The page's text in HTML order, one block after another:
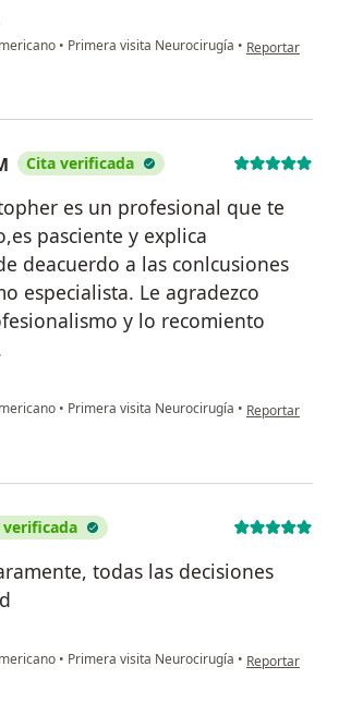
• Primera visita Neurocirugía • en opinión del
Reportar
Cita verificada
es un profesional que te
pasciente y explica
deacuerdo a las conlcusiones
especialista. Le agradezco
y lo recomiento
• Primera visita Neurocirugía • en opinión del
Reportar
verificada
todas las decisiones
• Primera visita Neurocirugía • en opinión del
Reportar